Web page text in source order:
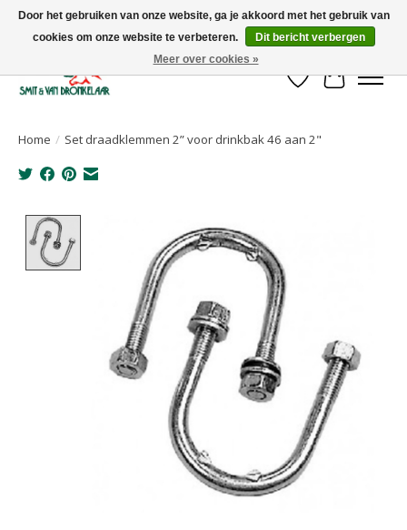
Uw leverancier voor stalinrichtingen en het opruwen van betonvloeren!
Verlanglijst
Home / Set draadklemmen 2” voor drinkbak 46 aan 2"
Product image slideshow Items
Door het gebruiken van onze website, ga je akkoord met het gebruik van
cookies om onze website te verbeteren.
Dit bericht verbergen
Meer over cookies »